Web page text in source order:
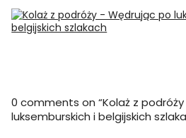
Kątem oka
Dom na kółkach
0 comments on “Kolaż z
luksemburskich i belgijskich